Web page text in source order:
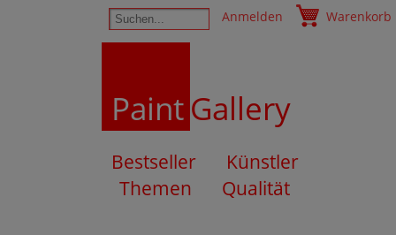
Anmelden Warenkorb
PaintGallery
Bestseller
Künstler
Themen
Qualität